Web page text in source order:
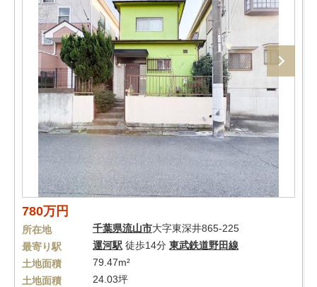
780万円
所在地 千葉県流山市大字東深井865-225
最寄り駅
運河駅 徒歩14分 東武鉄道野田線
土地面積
79.47m²
土地面積
24.03坪